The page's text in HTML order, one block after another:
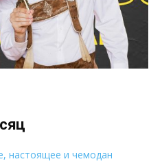
настоящее и чемодан